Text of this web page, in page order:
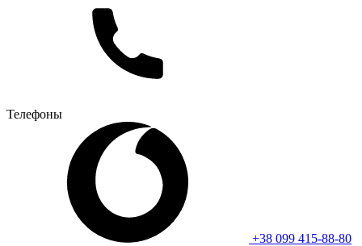
Телефоны
+38 099 415-88-80